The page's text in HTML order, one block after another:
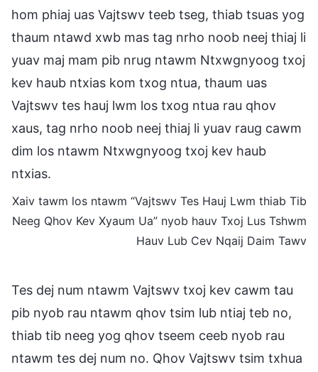
hom phiaj uas Vajtswv teeb tseg, thiab tsuas yog
thaum ntawd xwb mas tag nrho noob neej thiaj li
yuav maj mam pib nrug ntawm Ntxwgnyoog txoj
kev haub ntxias kom txog ntua, thaum uas
Vajtswv tes hauj lwm los txog ntua rau qhov
xaus, tag nrho noob neej thiaj li yuav raug cawm
dim los ntawm Ntxwgnyoog txoj kev haub
ntxias.
Xaiv tawm los ntawm “Vajtswv Tes Hauj Lwm thiab Tib
Neeg Qhov Kev Xyaum Ua” nyob hauv Txoj Lus Tshwm
Hauv Lub Cev Nqaij Daim Tawv
Tes dej num ntawm Vajtswv txoj kev cawm tau
pib nyob rau ntawm qhov tsim lub ntiaj teb no,
thiab tib neeg yog qhov tseem ceeb nyob rau
ntawm tes dej num no. Qhov Vajtswv tsim txhua